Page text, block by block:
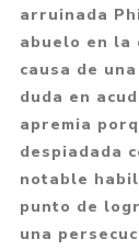
arruinada
abuelo en la
causa de
duda en
apremia
despiadada
notable
punto de
una